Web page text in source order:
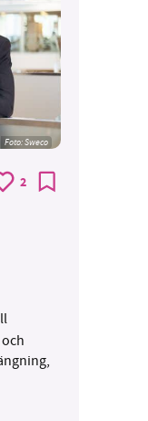
Foto: Sweco
2